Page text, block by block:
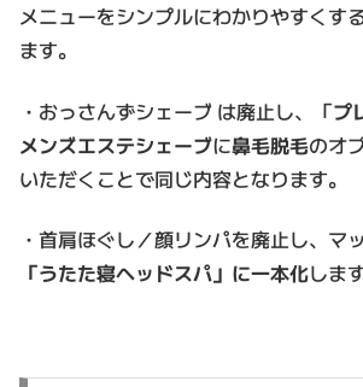
メニューをシンプルにわかりやすくす
ます。
・おっさんずシェーブ は廃止し、「プ
メンズエステシェーブに鼻毛脱毛のオ
いただくことで同じ内容となります。
・首肩ほぐし／顔リンパを廃止し、マ
「うたた寝ヘッドスパ」に一本化しま